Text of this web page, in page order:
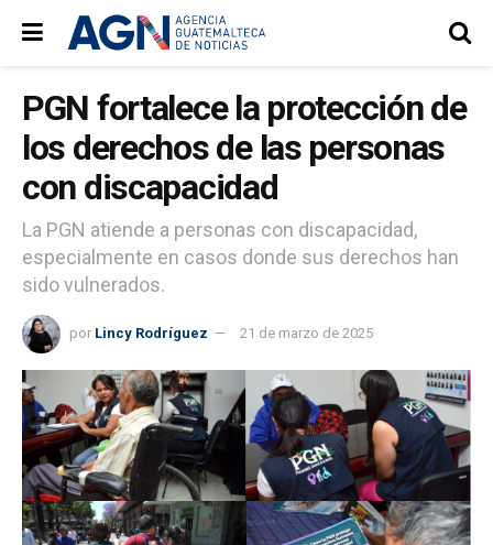
PGN fortalece la protección de
los derechos de las personas
con discapacidad
La PGN atiende a personas con discapacidad,
especialmente en casos donde sus derechos han
sido vulnerados.
por Lincy Rodríguez 21 de marzo de 2025